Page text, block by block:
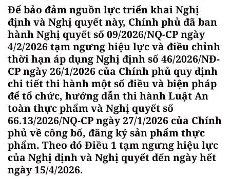
Để bảo đảm nguồn lực triển khai Nghị
định và Nghị quyết này, Chính phủ đã ban
hành Nghị quyết số 09/2026/NQ-CP ngày
4/2/2026 tạm ngưng hiệu lực và điều chỉnh
thời hạn áp dụng Nghị định số 46/2026/NĐ-
CP ngày 26/1/2026 của Chính phủ quy định
chi tiết thi hành một số điều và biện pháp
để tổ chức, hướng dẫn thi hành Luật An
toàn thực phẩm và Nghị quyết số
66.13/2026/NQ-CP ngày 27/1/2026 của Chính
phủ về công bố, đăng ký sản phẩm thực
phẩm. Theo đó Điều 1 tạm ngưng hiệu lực
của Nghị định và Nghị quyết đến ngày hết
ngày 15/4/2026.